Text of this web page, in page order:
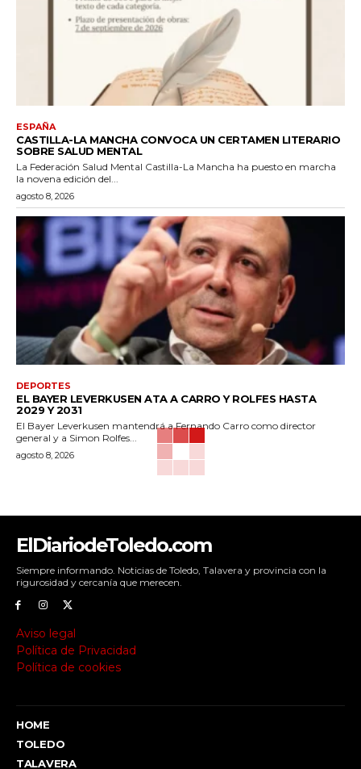
ESPAÑA
CASTILLA-LA MANCHA CONVOCA UN CERTAMEN LITERARIO
SOBRE SALUD MENTAL
La Federación Salud Mental Castilla-La Mancha ha puesto en marcha
la novena edición del...
agosto 8, 2026
DEPORTES
EL BAYER LEVERKUSEN ATA A CARRO Y ROLFES HASTA
2029 Y 2031
El Bayer Leverkusen mantendrá a Fernando Carro como director
general y a Simon Rolfes...
agosto 8, 2026
ElDiariodeToledo.com
Siempre informando. Noticias de Toledo, Talavera y provincia con la
rigurosidad y cercanía que merecen.
Aviso legal
Política de Privacidad
Política de cookies
HOME
TOLEDO
TALAVERA